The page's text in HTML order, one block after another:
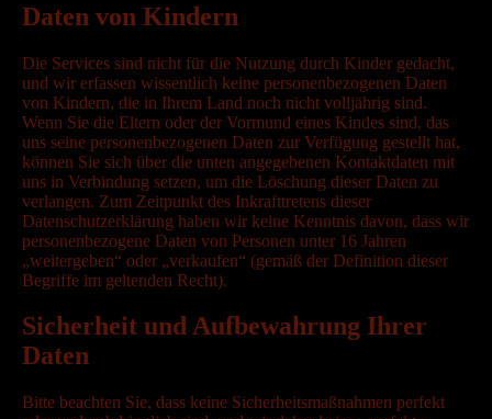
Daten von Kindern
Die Services sind nicht für die Nutzung durch Kinder gedacht,
und wir erfassen wissentlich keine personenbezogenen Daten
von Kindern, die in Ihrem Land noch nicht volljährig sind.
Wenn Sie die Eltern oder der Vormund eines Kindes sind, das
uns seine personenbezogenen Daten zur Verfügung gestellt hat,
können Sie sich über die unten angegebenen Kontaktdaten mit
uns in Verbindung setzen, um die Löschung dieser Daten zu
verlangen. Zum Zeitpunkt des Inkrafttretens dieser
Datenschutzerklärung haben wir keine Kenntnis davon, dass wir
personenbezogene Daten von Personen unter 16 Jahren
„weitergeben“ oder „verkaufen“ (gemäß der Definition dieser
Begriffe im geltenden Recht).
Sicherheit und Aufbewahrung Ihrer
Daten
Bitte beachten Sie, dass keine Sicherheitsmaßnahmen perfekt